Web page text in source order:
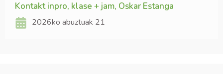
Kontakt inpro, klase + jam, Oskar Estanga
2026ko abuztuak 21